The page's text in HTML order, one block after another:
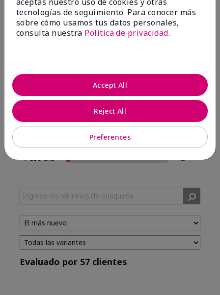
Escribir Una Opinión
3 estrellas
1
1 estrella
2
Evaluado por 57 clientes
tecnologías de seguimiento. Para conocer más
sobre cómo usamos tus datos personales,
consulta nuestra Política de privacidad.
Preferences
Reject All
Accept All